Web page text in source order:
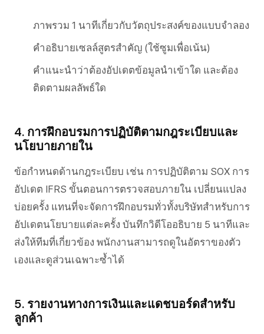
ภาพรวม 1 นาทีเกี่ยวกับวัตถุประสงค์ของแบบจำลอง
คำอธิบายเซลล์สูตรสำคัญ (ใช้ซูมเพื่อเน้น)
คำแนะนำว่าต้องอัปเดตข้อมูลนำเข้าใด และต้อง
ติดตามผลลัพธ์ใด
4. การฝึกอบรมการปฏิบัติตามกฎระเบียบและ
นโยบายภายใน
ข้อกำหนดด้านกฎระเบียบ เช่น การปฏิบัติตาม SOX การ
อัปเดต IFRS ขั้นตอนการตรวจสอบภายใน เปลี่ยนแปลง
บ่อยครั้ง แทนที่จะจัดการฝึกอบรมทั่วทั้งบริษัทสำหรับการ
อัปเดตนโยบายแต่ละครั้ง บันทึกวิดีโออธิบาย 5 นาทีและ
ส่งให้ทีมที่เกี่ยวข้อง พนักงานสามารถดูในอัตราของตัว
เองและดูส่วนเฉพาะซ้ำได้
5. รายงานทางการเงินและแดชบอร์ดสำหรับ
ลูกค้า